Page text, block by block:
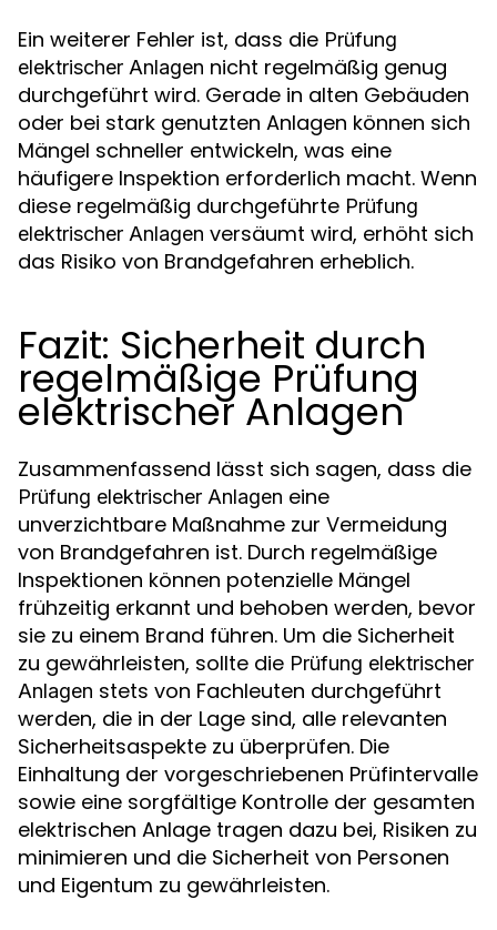
Ein weiterer Fehler ist, dass die Prüfung
elektrischer Anlagen nicht regelmäßig genug
durchgeführt wird. Gerade in alten Gebäuden
oder bei stark genutzten Anlagen können sich
Mängel schneller entwickeln, was eine
häufigere Inspektion erforderlich macht. Wenn
diese regelmäßig durchgeführte Prüfung
elektrischer Anlagen versäumt wird, erhöht sich
das Risiko von Brandgefahren erheblich.
Fazit: Sicherheit durch
regelmäßige Prüfung
elektrischer Anlagen
Zusammenfassend lässt sich sagen, dass die
Prüfung elektrischer Anlagen eine
unverzichtbare Maßnahme zur Vermeidung
von Brandgefahren ist. Durch regelmäßige
Inspektionen können potenzielle Mängel
frühzeitig erkannt und behoben werden, bevor
sie zu einem Brand führen. Um die Sicherheit
zu gewährleisten, sollte die Prüfung elektrischer
Anlagen stets von Fachleuten durchgeführt
werden, die in der Lage sind, alle relevanten
Sicherheitsaspekte zu überprüfen. Die
Einhaltung der vorgeschriebenen Prüfintervalle
sowie eine sorgfältige Kontrolle der gesamten
elektrischen Anlage tragen dazu bei, Risiken zu
minimieren und die Sicherheit von Personen
und Eigentum zu gewährleisten.